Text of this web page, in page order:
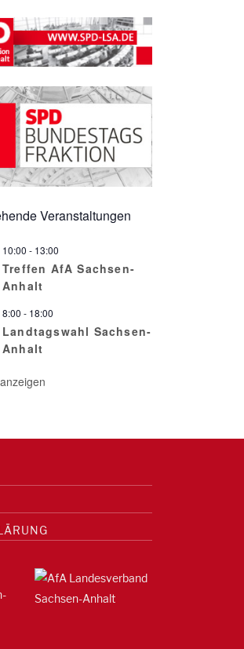
Veranstaltungen
10:00 - 13:00
Treffen AfA Sachsen-
Anhalt
8:00 - 18:00
Landtagswahl Sachsen-
Anhalt